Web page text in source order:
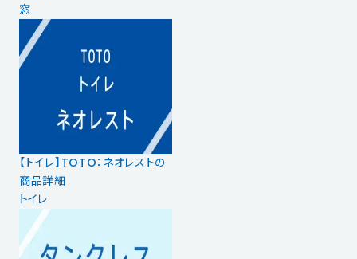
窓
【トイレ】TOTO：ネオレストの
商品詳細
トイレ